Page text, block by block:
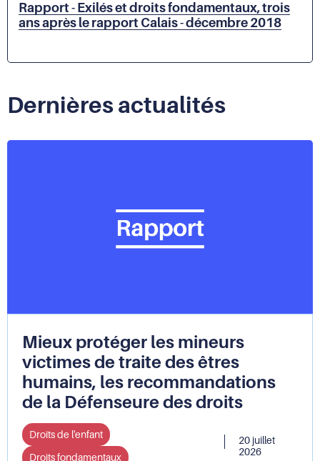
Rapport - Exilés et droits fondamentaux, trois
ans après le rapport Calais- décembre 2018
Dernières actualités
Mieux protéger les mineurs
victimes de traite des êtres
humains, les recommandations
de la Défenseure des droits
Droits de l'enfant
Droits fondamentaux
20 juillet
2026